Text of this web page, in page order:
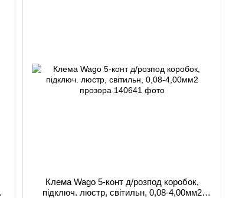
Клема Wago 5-конт д/розпод коробок,
підключ. люстр, світильн, 0,08-4,00мм2